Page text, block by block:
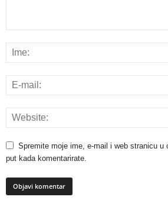
Spremite moje ime, e-mail i web stranicu u
put kada komentarirate.